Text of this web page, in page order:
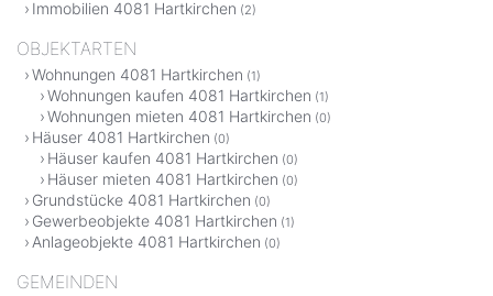
Immobilien 4081 Hartkirchen (2)
OBJEKTARTEN
Wohnungen 4081 Hartkirchen (1)
Wohnungen kaufen 4081 Hartkirchen (1)
Wohnungen mieten 4081 Hartkirchen (0)
Häuser 4081 Hartkirchen (0)
Häuser kaufen 4081 Hartkirchen (0)
Häuser mieten 4081 Hartkirchen (0)
Grundstücke 4081 Hartkirchen (0)
Gewerbeobjekte 4081 Hartkirchen (1)
Anlageobjekte 4081 Hartkirchen (0)
GEMEINDEN